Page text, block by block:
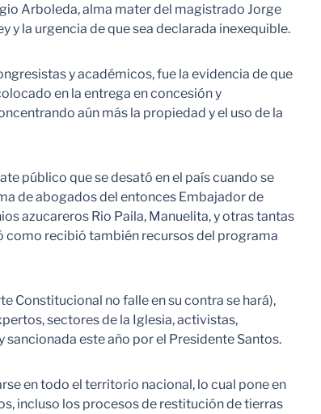
Arboleda, alma mater del magistrado Jorge
y la urgencia de que sea declarada inexequible.
y académicos, fue la evidencia de que
en la entrega en concesión y
aún más la propiedad y el uso de la
público que se desató en el país cuando se
de abogados del entonces Embajador de
azucareros Rio Paila, Manuelita, y otras tantas
como recibió también recursos del programa
Constitucional no falle en su contra se hará),
sectores de la Iglesia, activistas,
este año por el Presidente Santos.
en todo el territorio nacional, lo cual pone en
incluso los procesos de restitución de tierras